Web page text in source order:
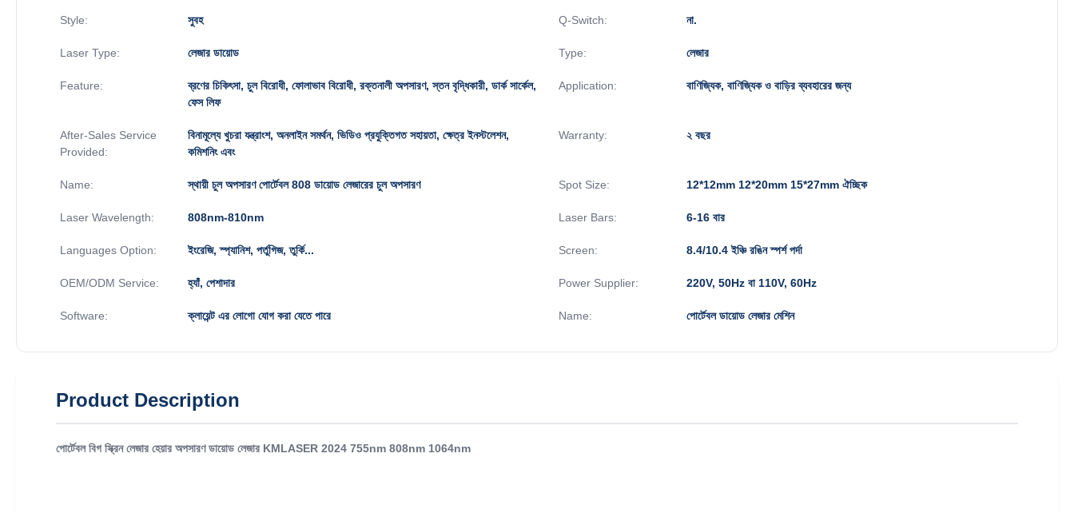
Style: সুবহ Q-Switch: না.
Laser Type: লেজার ডায়োড Type: লেজার
Feature:
ব্রণের চিকিৎসা, চুল বিরোধী, ফোলাভাব বিরোধী, রক্তনালী অপসারণ, স্তন বৃদ্ধিকারী, ডার্ক সার্কেল,
ফেস লিফ
Application: বাণিজ্যিক, বাণিজ্যিক ও বাড়ির ব্যবহারের জন্য
After-Sales Service
Provided:
বিনামূল্যে খুচরা যন্ত্রাংশ, অনলাইন সমর্থন, ভিডিও প্রযুক্তিগত সহায়তা, ক্ষেত্র ইনস্টলেশন,
কমিশনিং এবং
Warranty: ২ বছর
Name: স্থায়ী চুল অপসারণ পোর্টেবল 808 ডায়োড লেজারের চুল অপসারণ Spot Size: 12*12mm 12*20mm 15*27mm ঐচ্ছিক
Laser Wavelength: 808nm-810nm Laser Bars: 6-16 বার
Languages Option: ইংরেজি, স্প্যানিশ, পর্তুগিজ, তুর্কি... Screen: 8.4/10.4 ইঞ্চি রঙিন স্পর্শ পর্দা
OEM/ODM Service: হ্যাঁ, পেশাদার Power Supplier: 220V, 50Hz বা 110V, 60Hz
Software: ক্লায়েন্ট এর লোগো যোগ করা যেতে পারে Name: পোর্টেবল ডায়োড লেজার মেশিন
Product Description
পোর্টেবল বিগ স্ক্রিন লেজার হেয়ার অপসারণ ডায়োড লেজার KMLASER 2024 755nm 808nm 1064nm